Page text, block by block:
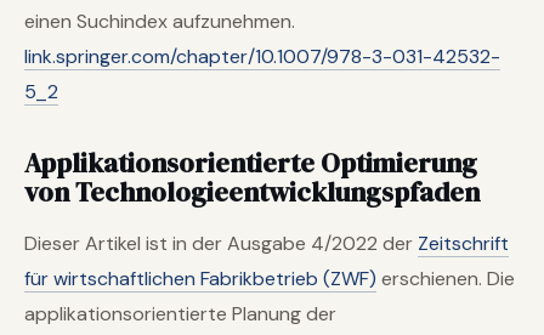
einen Suchindex aufzunehmen.
link.springer.com/chapter/10.1007/978-3-031-42532-
5_2
Applikationsorientierte Optimierung
von Technologieentwicklungspfaden
Dieser Artikel ist in der Ausgabe 4/2022 der Zeitschrift
für wirtschaftlichen Fabrikbetrieb (ZWF) erschienen. Die
applikationsorientierte Planung der